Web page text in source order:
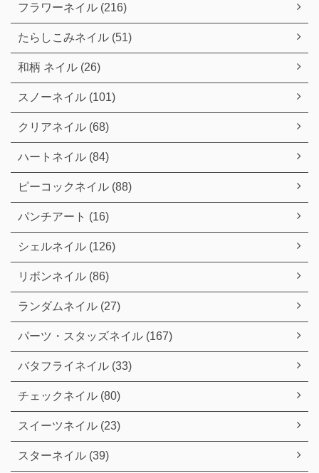
フラワーネイル (216)
たらしこみネイル (51)
和柄 ネイル (26)
スノーネイル (101)
クリアネイル (68)
ハートネイル (84)
ピーコックネイル (88)
パンチアート (16)
シェルネイル (126)
リボンネイル (86)
ランダムネイル (27)
パーツ・スタッズネイル (167)
バタフライネイル (33)
チェックネイル (80)
スイーツネイル (23)
スターネイル (39)